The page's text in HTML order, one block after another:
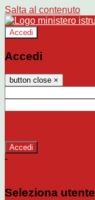
Salta al contenuto
Accedi
Accedi
button close ×
-
Seleziona utente